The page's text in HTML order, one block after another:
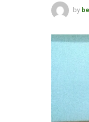
by